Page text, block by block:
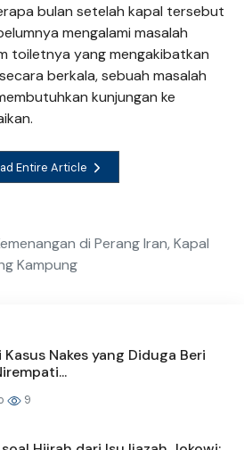
bulan setelah kapal tersebut
mengalami masalah
toiletnya yang mengakibatkan
berkala, sebuah masalah
kunjungan ke
Entire Article
di Perang Iran, Kapal
Kampung
Kasus Nakes yang Diduga Beri
9